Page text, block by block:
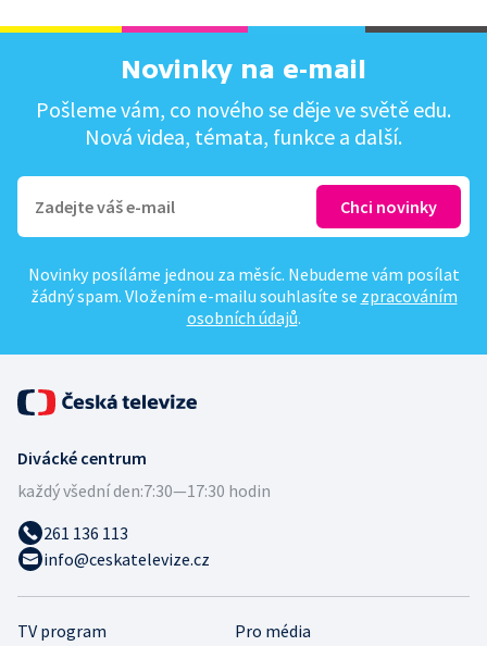
Novinky na e-mail
Pošleme vám, co nového se děje ve světě edu.
Nová videa, témata, funkce a další.
Novinky posíláme jednou za měsíc. Nebudeme vám posílat
žádný spam. Vložením e-mailu souhlasíte se zpracováním
osobních údajů.